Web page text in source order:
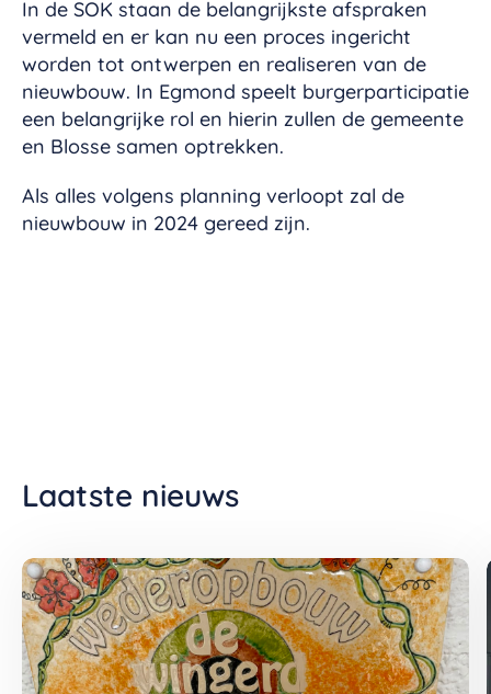
In de SOK staan de belangrijkste afspraken
vermeld en er kan nu een proces ingericht
worden tot ontwerpen en realiseren van de
nieuwbouw. In Egmond speelt burgerparticipatie
een belangrijke rol en hierin zullen de gemeente
en Blosse samen optrekken.
Als alles volgens planning verloopt zal de
nieuwbouw in 2024 gereed zijn.
Laatste nieuws